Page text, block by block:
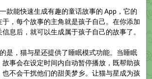
款能快速生成有趣的童话故事的 App，它的
于，每个故事的主角就是孩子自己。在你添加
息后，就可以生成属于孩子自己的故事了。
是，猫与星还提供了睡眠模式功能。当睡眠
故事会在设定时间内自动暂停播放，既帮助孩
也不会干扰他们的甜美梦乡。让猫与星成为孩